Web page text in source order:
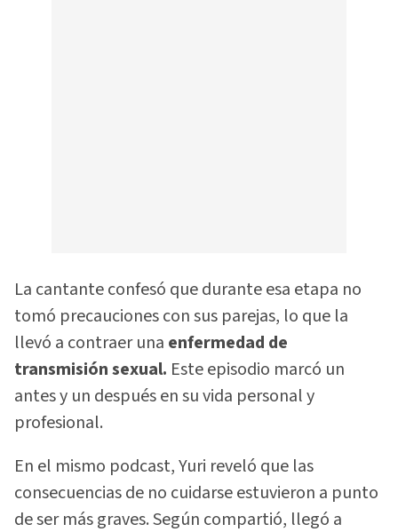
La cantante confesó que durante esa etapa no
tomó precauciones con sus parejas, lo que la
llevó a contraer una enfermedad de
transmisión sexual. Este episodio marcó un
antes y un después en su vida personal y
profesional.
En el mismo podcast, Yuri reveló que las
consecuencias de no cuidarse estuvieron a punto
de ser más graves. Según compartió, llegó a